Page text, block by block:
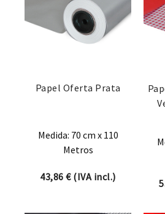
Papel Oferta Prata
Medida: 70 cm x 110
Metros
43,86€(IVA incl.)